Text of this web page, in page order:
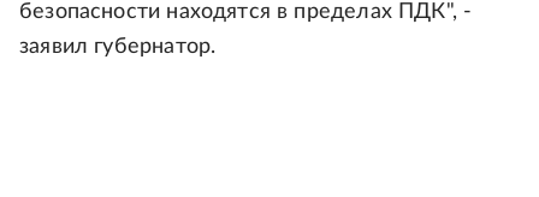
безопасности находятся в пределах ПДК", -
заявил губернатор.